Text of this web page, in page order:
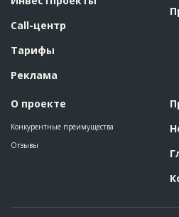
Call-центр
Тарифы
Реклама
О проекте
Конкурентные преимущества
Отзывы